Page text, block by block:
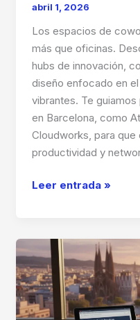
abril 1, 2026
Los espacios de
más que oficinas.
hubs de innovación,
diseño enfocado en
vibrantes. Te
en Barcelona, como
Cloudworks, para que
productividad y
Mejores
coworking
en
2026
Leer entrada »